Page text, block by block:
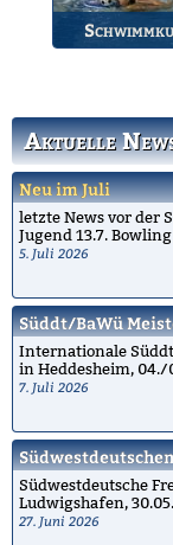
Aktuelle
Neu im Juli
letzte News vor der
Jugend 13.7.
5. Juli 2026
Süddt/BaWü
Internationale
in Heddesheim, 04./
7. Juli 2026
Südwestdeutsche
Ludwigshafen,
27. Juni 2026